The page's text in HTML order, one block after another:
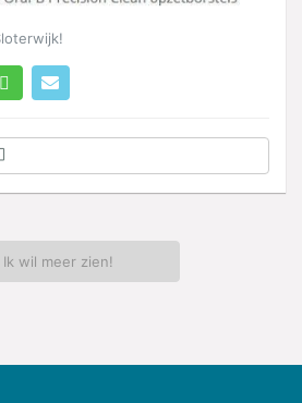
Ik wil meer zien!